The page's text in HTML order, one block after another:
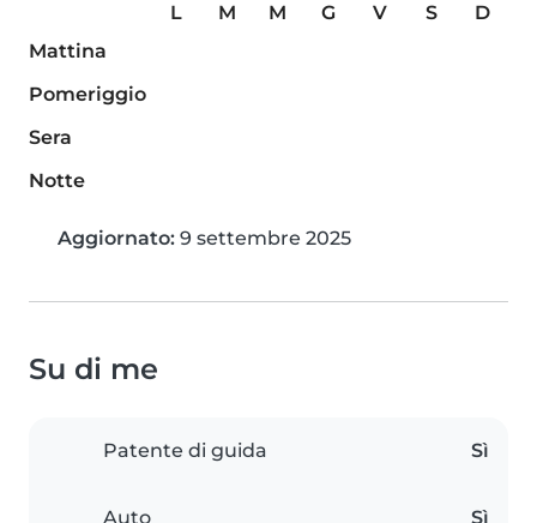
L M M G V S
D
Mattina
Pomeriggio
Sera
Notte
Aggiornato: 9 settembre 2025
Su di me
Patente di guida Sì
Auto Sì